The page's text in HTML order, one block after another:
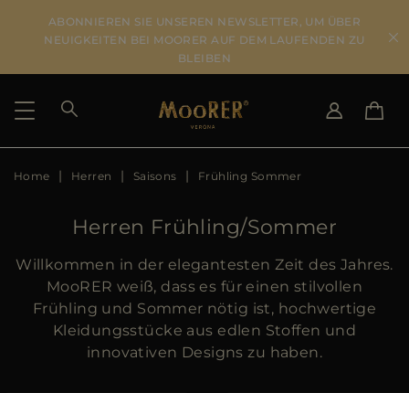
ABONNIEREN SIE UNSEREN NEWSLETTER, UM ÜBER
NEUIGKEITEN BEI MOORER AUF DEM LAUFENDEN ZU
BLEIBEN
LIEFERLAND
DE
JP
SPRACHE WÄHLEN
Home Herren Saisons Frühling Sommer
Herren Frühling/Sommer
Willkommen in der elegantesten Zeit des Jahres.
MooRER weiß, dass es für einen stilvollen
Frühling und Sommer nötig ist, hochwertige
Kleidungsstücke aus edlen Stoffen und
innovativen Designs zu haben.